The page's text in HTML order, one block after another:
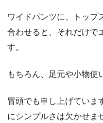
ワイドパンツに、トップ
合わせると、それだけで
す。
もちろん、足元や小物使
冒頭でも申し上げていま
にシンプルさは欠かせま